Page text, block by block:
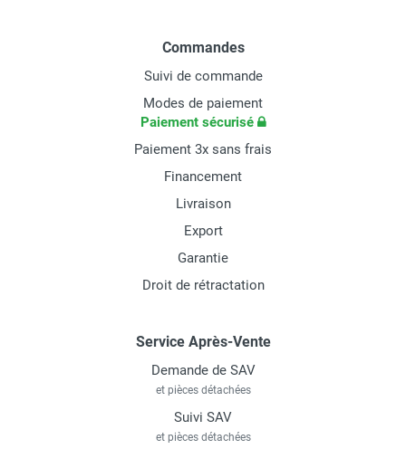
Commandes
Suivi de commande
Modes de paiement
Paiement sécurisé
Paiement 3x sans frais
Financement
Livraison
Export
Garantie
Droit de rétractation
Service Après-Vente
Demande de SAV
et pièces détachées
Suivi SAV
et pièces détachées